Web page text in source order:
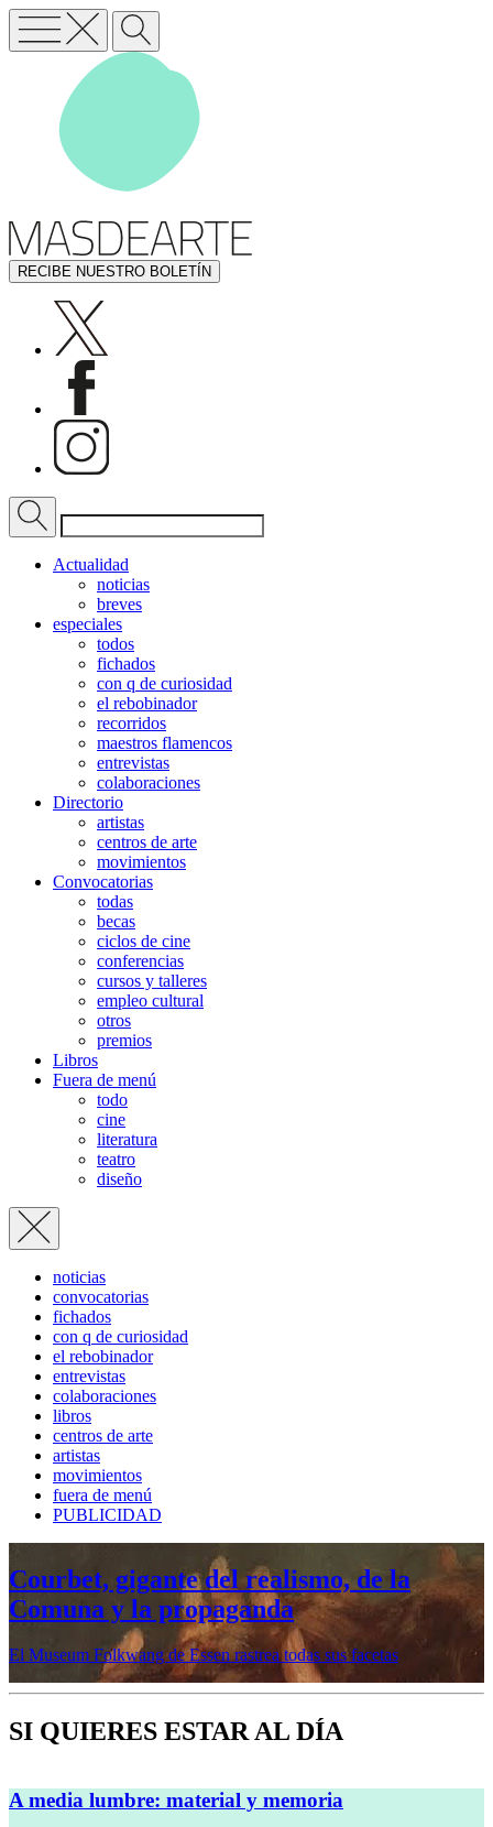
RECIBE NUESTRO BOLETÍN
Actualidad
noticias
breves
especiales
todos
fichados
con q de curiosidad
el rebobinador
recorridos
maestros flamencos
entrevistas
colaboraciones
Directorio
artistas
centros de arte
movimientos
Convocatorias
todas
becas
ciclos de cine
conferencias
cursos y talleres
empleo cultural
otros
premios
Libros
Fuera de menú
todo
cine
literatura
teatro
diseño
noticias
convocatorias
fichados
con q de curiosidad
el rebobinador
entrevistas
colaboraciones
libros
centros de arte
artistas
movimientos
fuera de menú
PUBLICIDAD
Mujeres prerrafaelitas, psiquiatría en la
vanguardia, Minor White o Dana
Lixenberg, en otoño en la Fundación
MAPFRE
Veremos cinco muestras en sus sedes de Madrid y Barcelona
SI QUIERES ESTAR AL DÍA